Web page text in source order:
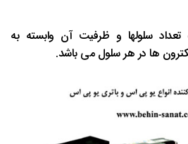
تعداد سلولها و ظرفیت آن وابسته به
ها در هر سلول می باشد.